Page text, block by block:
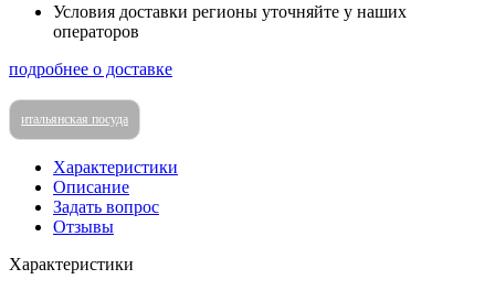
Условия доставки регионы уточняйте у наших
операторов
подробнее о доставке
итальянская посуда
Характеристики
Описание
Задать вопрос
Отзывы
Характеристики